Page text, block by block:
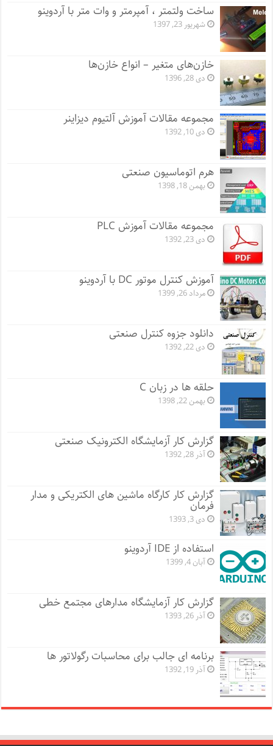
ساخت ولتمتر ، آمپرمتر و وات متر با آردوینو
شهریور 23, 1397
خازن‌های متغیر – انواع خازن‌ها
دی 28, 1396
مجموعه مقالات آموزش آلتیوم دیزاینر
دی 10, 1392
هرم اتوماسیون صنعتی
بهمن 18, 1398
مجموعه مقالات آموزش PLC
دی 23, 1392
آموزش کنترل موتور DC با آردوینو
مرداد 26, 1399
دانلود جزوه کنترل صنعتی
دی 22, 1392
حلقه ها در زبان C
بهمن 22, 1398
گزارش کار آزمایشگاه الکترونیک صنعتی
آذر 28, 1392
گزارش کار کارگاه ماشین های الکتریکی و مدار
فرمان
دی 3, 1393
استفاده از IDE آردوینو
آبان 4, 1399
گزارش کار آزمایشگاه مدارهای مجتمع خطی
آذر 26, 1393
برنامه ای جالب برای محاسبات رگولاتور ها
آذر 19, 1392